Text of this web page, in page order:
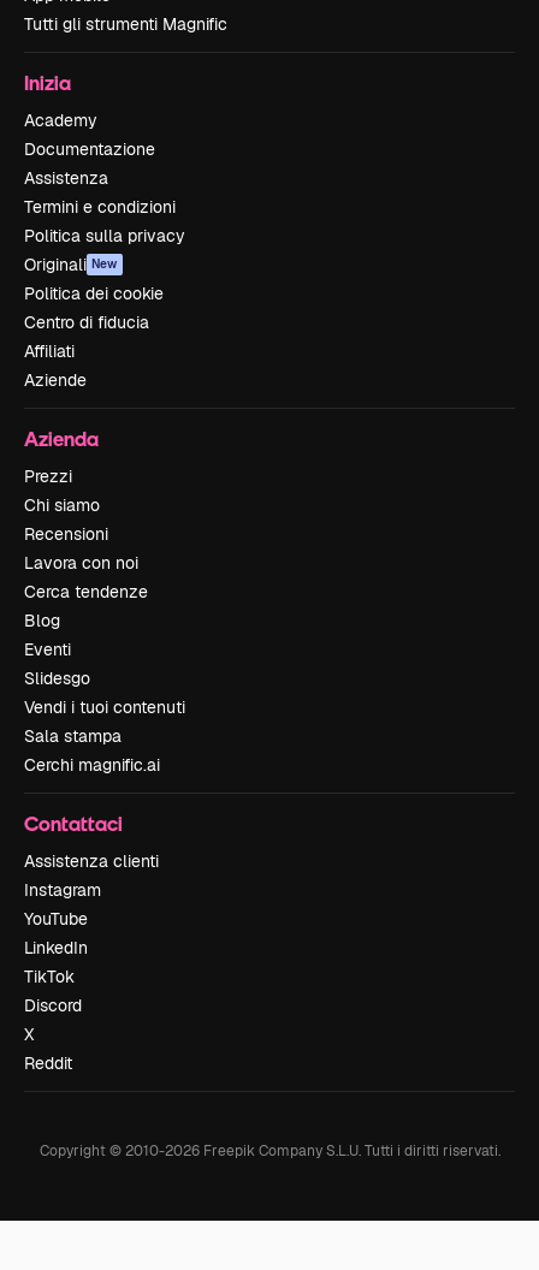
Tutti gli strumenti Magnific
Inizia
Academy
Documentazione
Assistenza
Termini e condizioni
Politica sulla privacy
Originali New
Politica dei cookie
Centro di fiducia
Affiliati
Aziende
Azienda
Prezzi
Chi siamo
Recensioni
Lavora con noi
Cerca tendenze
Blog
Eventi
Slidesgo
Vendi i tuoi contenuti
Sala stampa
Cerchi magnific.ai
Contattaci
Assistenza clienti
Instagram
YouTube
LinkedIn
TikTok
Discord
X
Reddit
Copyright © 2010-2026Freepik Company S.L.U. Tutti i diritti riservati.